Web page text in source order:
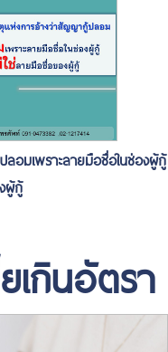
มเพราะลายมือชื่อในช่องผู้กู้
ผู้กู้
เกินอัตรา